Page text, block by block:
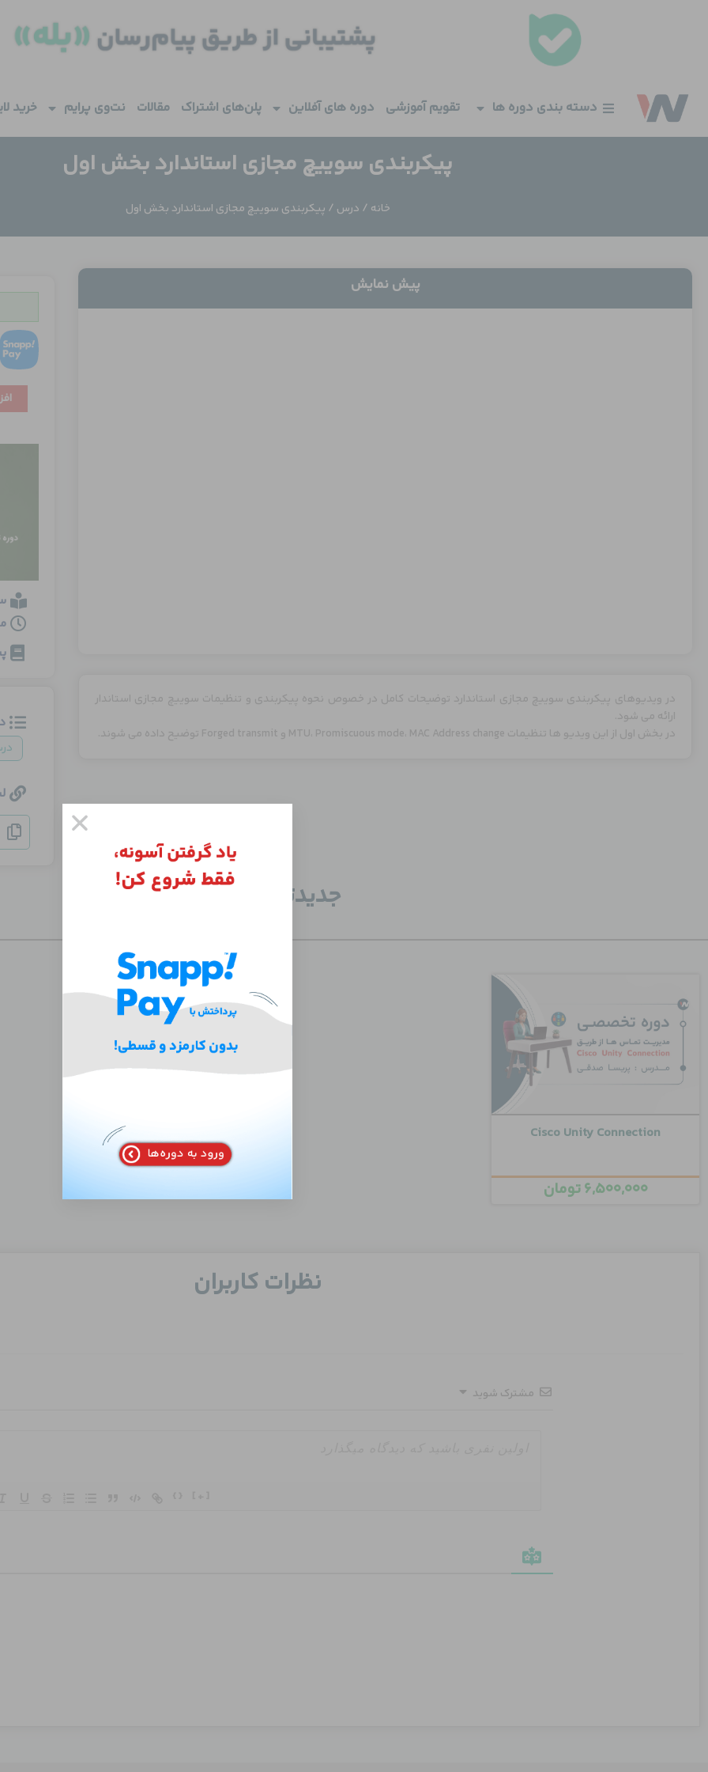
دسته بندی دوره ها تقویم آموزشی دوره های آفلاین پلن‌های اشتراک مقالات نت‌وی پرایم خرید
پیکربندی سوییچ مجازی استاندارد بخش اول
خانه / درس / پیکربندی سوییچ مجازی استاندارد بخش اول
پیش نمایش
در ویدیوهای پیکربندی سوییچ مجازی استاندارد توضیحات کامل در خصوص نحوه پیکربندی و تنظیمات سوییچ مجازی استاندار
ارائه می شود.
در بخش اول از این ویدیو ها تنظیمات MTU، Promiscuous mode، MAC Address change و Forged transmit توضیح داده می شوند.
سوییچ
جدید‌ترین دوره‌ها
Cisco Unity Connection
۶,۵۰۰,۰۰۰تومان
نظرات کاربران
مشترک شوید